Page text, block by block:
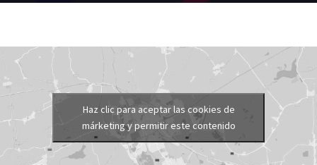
Haz clic para aceptar las cookies de
márketing y permitir este contenido